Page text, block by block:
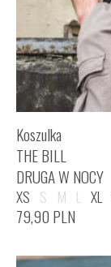
Koszulka
THE BILL
DRUGA W NOCY
XS S M L XL
79,90 PLN